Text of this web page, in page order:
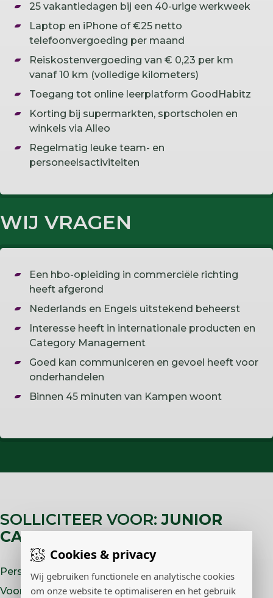
Cookies & privacy
Wij gebruiken functionele en analytische cookies
om onze website te optimaliseren en het gebruik
25 vakantiedagen bij een 40-urige werkweek
Laptop en iPhone of €25 netto
telefoonvergoeding per maand
Reiskostenvergoeding van € 0,23 per km
vanaf 10 km (volledige kilometers)
Toegang tot online leerplatform GoodHabitz
Korting bij supermarkten, sportscholen en
winkels via Alleo
Regelmatig leuke team- en
personeelsactiviteiten
WIJ VRAGEN
Een hbo-opleiding in commerciële richting
heeft afgerond
Nederlands en Engels uitstekend beheerst
Interesse heeft in internationale producten en
Category Management
Goed kan communiceren en gevoel heeft voor
onderhandelen
Binnen 45 minuten van Kampen woont
SOLLICITEER VOOR:JUNIOR
CATEGORY MANAGER
Persoonlijke gegevens
Voornaam